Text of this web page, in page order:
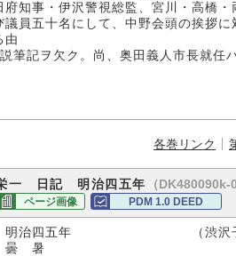
府知事・伊沢警視総監、宮川・高橋
議員五十名にして、中野会頭の挨拶
由
ヲ欠ク。尚、奥田義人市長就任ハ
各巻リンク
栄一 日記 明治四五年
（DK480090k-
ページ画像 PDM 1.0 DEED
記 明治四五年 （渋沢子
曇 暑